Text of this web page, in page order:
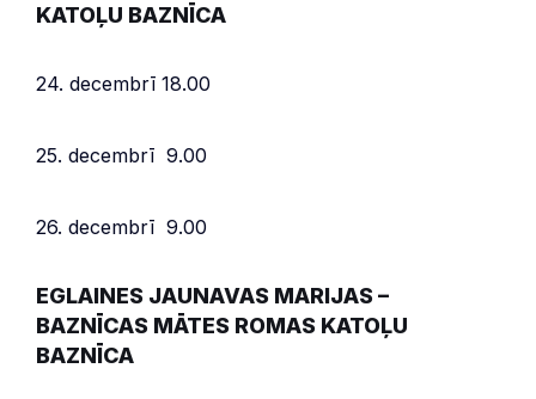
KATOĻU BAZNĪCA
24. decembrī 18.00
25. decembrī 9.00
26. decembrī 9.00
EGLAINES JAUNAVAS MARIJAS –
BAZNĪCAS MĀTES ROMAS KATOĻU
BAZNĪCA